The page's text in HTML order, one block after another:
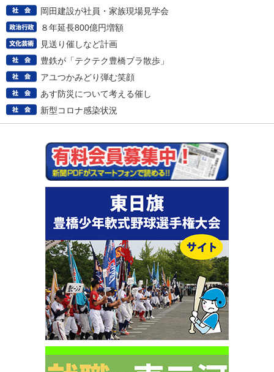
岡田建設が社員・家族現場見学会
８年延長800億円増額
見送り催しなど計画
豊鉄が「テクテク豊橋ブラ散歩」
アユつかみどり弾む笑顔
あす防災について考える催し
新型コロナ感染状況